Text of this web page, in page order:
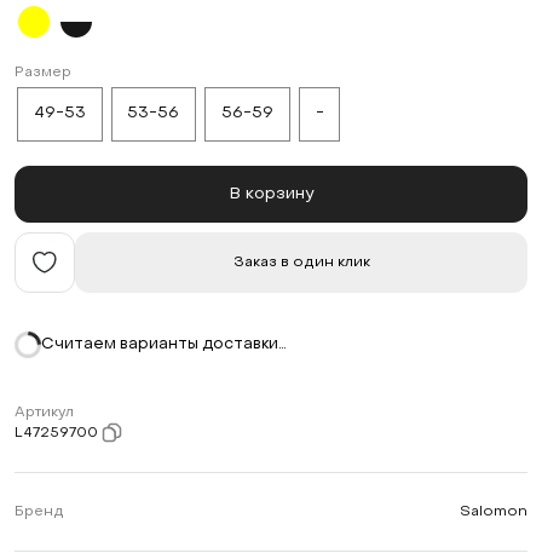
Размер
49-53 53-56 56-59 -
В корзину
Заказ в один клик
Считаем варианты доставки…
Артикул
L47259700
Бренд Salomon